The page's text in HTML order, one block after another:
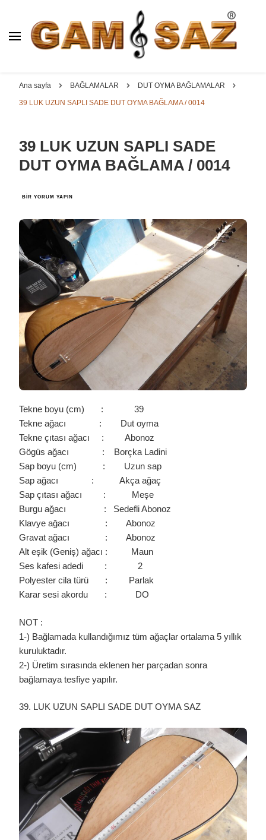
BAĞLAMA İMALAT / SATIŞ
YAPRAK || ELEKTRO ||
ÖZEL BAĞLAMA İMALAT /
Padok, Kompozit, Mat, Divan, Çöğür, Cura, Solak, Dede,
Oyma ve yaprak sazlar, özel imalat bağlamalar
Ana sayfa BAĞLAMALAR DUT OYMA BAĞLAMALAR
39 LUK UZUN SAPLI SADE DUT OYMA BAĞLAMA / 0014
39 LUK UZUN SAPLI SADE
DUT OYMA BAĞLAMA / 0014
39
SAPLI
OYMA
BAĞLAMA
IÇIN
BIR YORUM YAPIN
Tekne boyu (cm) : 39
Tekne ağacı : Dut oyma
Tekne çıtası ağacı : Abonoz
Gögüs ağacı : Borçka Ladini
Sap boyu (cm) : Uzun sap
Sap ağacı : Akça ağaç
Sap çıtası ağacı : Meşe
Burgu ağacı : Sedefli Abonoz
Klavye ağacı : Abonoz
Gravat ağacı : Abonoz
Alt eşik (Geniş) ağacı : Maun
Ses kafesi adedi : 2
Polyester cila türü : Parlak
Karar sesi akordu : DO
NOT :
1-) Bağlamada kullandığımız tüm ağaçlar ortalama 5 yıllık
kuruluktadır.
2-) Üretim sırasında eklenen her parçadan sonra
bağlamaya tesfiye yapılır.
39. LUK UZUN SAPLI SADE DUT OYMA SAZ